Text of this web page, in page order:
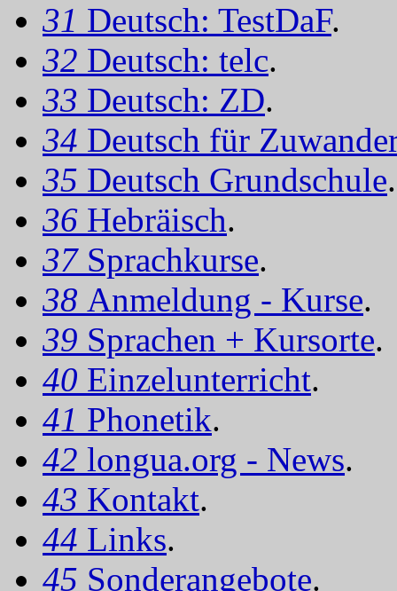
31 Deutsch: TestDaF.
32 Deutsch: telc.
33 Deutsch: ZD.
34 Deutsch für
35 Deutsch Grundschule.
36 Hebräisch.
37 Sprachkurse.
38 Anmeldung - Kurse.
39 Sprachen + Kursorte.
40 Einzelunterricht.
41 Phonetik.
42 longua.org - News.
43 Kontakt.
44 Links.
45 Sonderangebote.